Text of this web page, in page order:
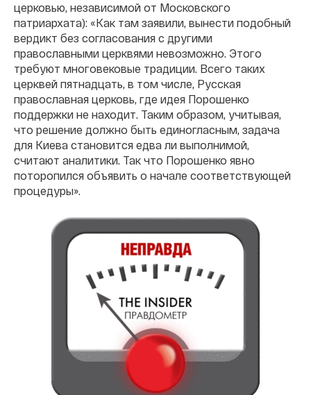
церковью, независимой от Московского
патриархата): «Как там заявили, вынести подобный
вердикт без согласования с другими
православными церквями невозможно. Этого
требуют многовековые традиции. Всего таких
церквей пятнадцать, в том числе, Русская
православная церковь, где идея Порошенко
поддержки не находит. Таким образом, учитывая,
что решение должно быть единогласным, задача
для Киева становится едва ли выполнимой,
считают аналитики. Так что Порошенко явно
поторопился объявить о начале соответствующей
процедуры».